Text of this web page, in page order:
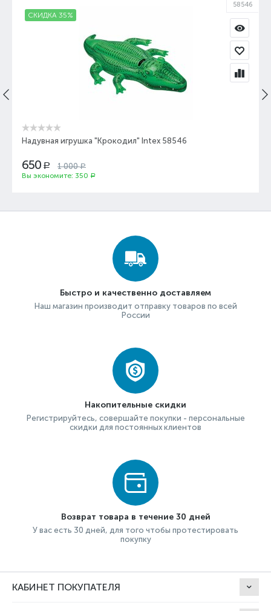
СКИДКА 35%
58546
Надувная игрушка "Крокодил" Intex 58546
650 Р 1 000 Р
Вы экономите: 350 Р
Быстро и качественно доставляем
Наш магазин производит отправку товаров по всей
России
Накопительные скидки
Регистрируйтесь, совершайте покупки - персональные
скидки для постоянных клиентов
Возврат товара в течение 30 дней
У вас есть 30 дней, для того чтобы протестировать
покупку
КАБИНЕТ ПОКУПАТЕЛЯ